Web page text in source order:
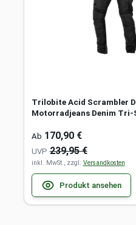
Trilobite Acid Scrambler
Motorradjeans Denim
Ab 170,90 €
UVP 239,95 €
inkl. MwSt., zzgl. Versandkosten
Produkt ansehen